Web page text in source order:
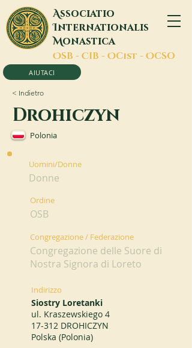
Associatio
Internationalis
Monastica
OSB - CIB - OCist - OCSO
AIUTACI
< Indietro
Drohiczyn
Polonia
Uomini/Donne
Donne
Ordine
OSB
Congregazione / Federazione
Congregazione delle Suore di
Nostra Signora di Loreto
Indirizzo
Siostry Loretanki
ul. Kraszewskiego 4
17-312 DROHICZYN
Polska (Polonia)